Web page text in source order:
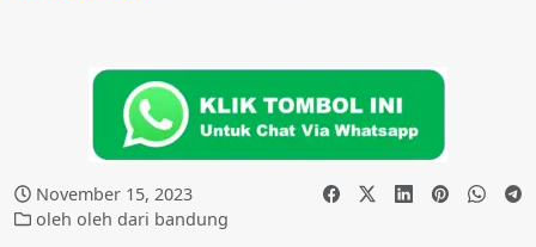
November 15, 2023
oleh oleh dari bandung